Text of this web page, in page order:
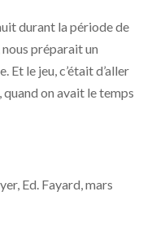
durant la période de
préparait un
Et le jeu, c’était d’aller
quand on avait le temps
Ed. Fayard, mars